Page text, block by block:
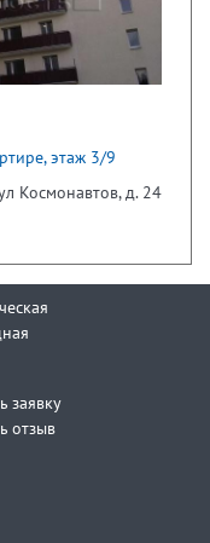
этаж 3/9
Космонавтов, д. 24
заявку
отзыв